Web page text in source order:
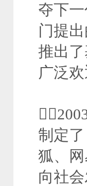
夺下
门提
推出
广泛
制定
狐、
向社